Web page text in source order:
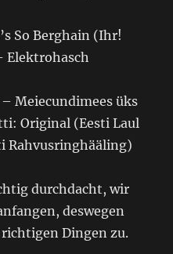
So Berghain (Ihr!
Elektrohasch
Meiecundimees üks
Original (Eesti Laul
Rahvusringhääling)
durchdacht, wir
deswegen
Dingen zu.